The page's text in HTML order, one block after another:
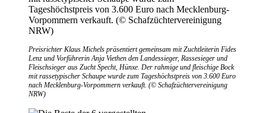
Preisrichter Klaus Michels präsentiert gemeinsam mit Zuchtleiterin Fides
Lenz und Vorführerin Anja Viethen den Landessieger, Rassesieger und
Fleischsieger aus Zucht Specht, Hünxe. Der rahmige und fleischige Bock
mit rassetypischer Schaupe wurde zum Tageshöchstpreis von 3.600 Euro
nach Mecklenburg-Vorpommern verkauft. (© Schafzüchtervereinigung
NRW)